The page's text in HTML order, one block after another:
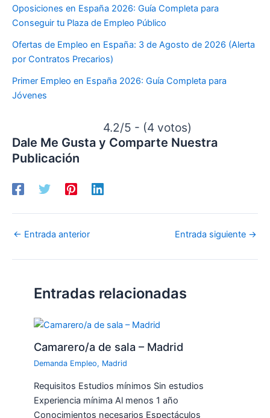
Oposiciones en España 2026: Guía Completa para
Conseguir tu Plaza de Empleo Público
Ofertas de Empleo en España: 3 de Agosto de 2026 (Alerta
por Contratos Precarios)
Primer Empleo en España 2026: Guía Completa para
Jóvenes
4.2/5 - (4 votos)
Dale Me Gusta y Comparte Nuestra
Publicación
← Entrada anterior Entrada siguiente →
Entradas relacionadas
Camarero/a de sala – Madrid
Demanda Empleo, Madrid
Requisitos Estudios mínimos Sin estudios
Experiencia mínima Al menos 1 año
Conocimientos necesarios Espectáculos